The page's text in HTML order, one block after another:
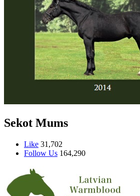
Sekot Mums
Like 31,702
Follow Us 164,290